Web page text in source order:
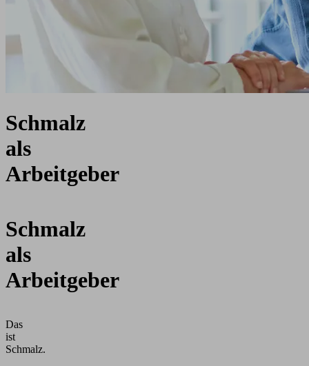
Schmalz
als
Arbeitgeber
Schmalz
als
Arbeitgeber
Das
ist
Schmalz.